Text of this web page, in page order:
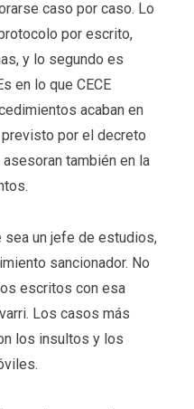
caso por caso. Lo
por escrito,
y lo segundo es
en lo que CECE
acaban en
por el decreto
también en la
sea un jefe de estudios,
sancionador. No
escritos con esa
Los casos más
los insultos y los